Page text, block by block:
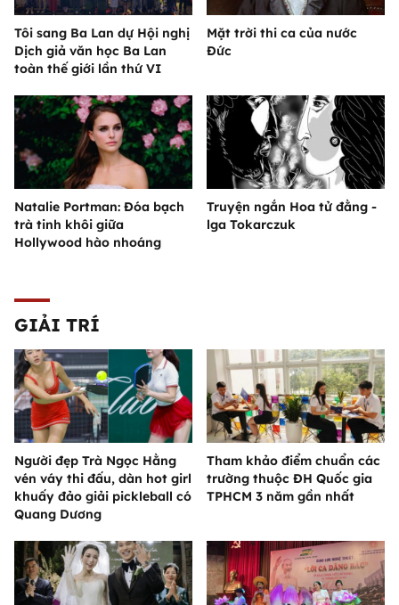
Tôi sang Ba Lan dự Hội nghị
Dịch giả văn học Ba Lan
toàn thế giới lần thứ VI
Mặt trời thi ca của nước
Đức
Natalie Portman: Đóa bạch
trà tinh khôi giữa
Hollywood hào nhoáng
Truyện ngắn Hoa tử đằng -
lga Tokarczuk
GIẢI TRÍ
Người đẹp Trà Ngọc Hằng
vén váy thi đấu, dàn hot girl
khuấy đảo giải pickleball có
Quang Dương
Tham khảo điểm chuẩn các
trường thuộc ĐH Quốc gia
TPHCM 3 năm gần nhất